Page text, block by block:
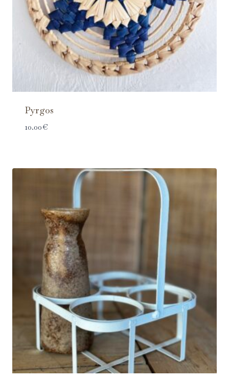
Pyrgos
10.00€